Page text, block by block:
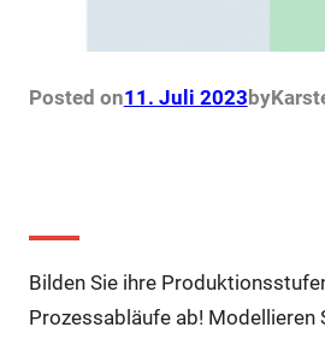
Posted on11. Juli 2023by
Bilden Sie ihre
Prozessabläufe ab! Modellieren